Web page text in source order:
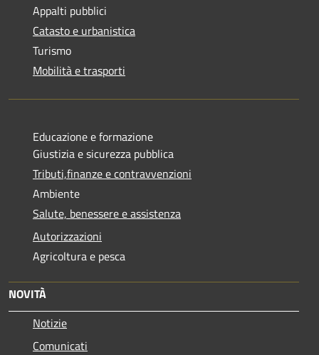
Appalti pubblici
Catasto e urbanistica
Turismo
Mobilità e trasporti
Educazione e formazione
Giustizia e sicurezza pubblica
Tributi,finanze e contravvenzioni
Ambiente
Salute, benessere e assistenza
Autorizzazioni
Agricoltura e pesca
NOVITÀ
Notizie
Comunicati